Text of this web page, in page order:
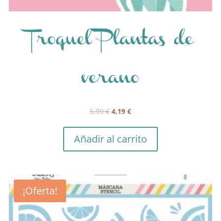
Troquel Plantas de
verano
5,99€ El
original
era:
4,19 €El
actual
es:
Añadir al carrito
¡Oferta!